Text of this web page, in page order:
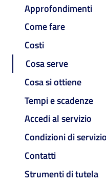
Approfondimenti
Come fare
Costi
Cosa serve
Cosa si ottiene
Tempi e scadenze
Accedi al servizio
Condizioni di servizio
Contatti
Strumenti di tutela